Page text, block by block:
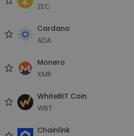
ZEC
Cardano
ADA
Monero
XMR
WhiteBIT Coin
WBT
Chainlink